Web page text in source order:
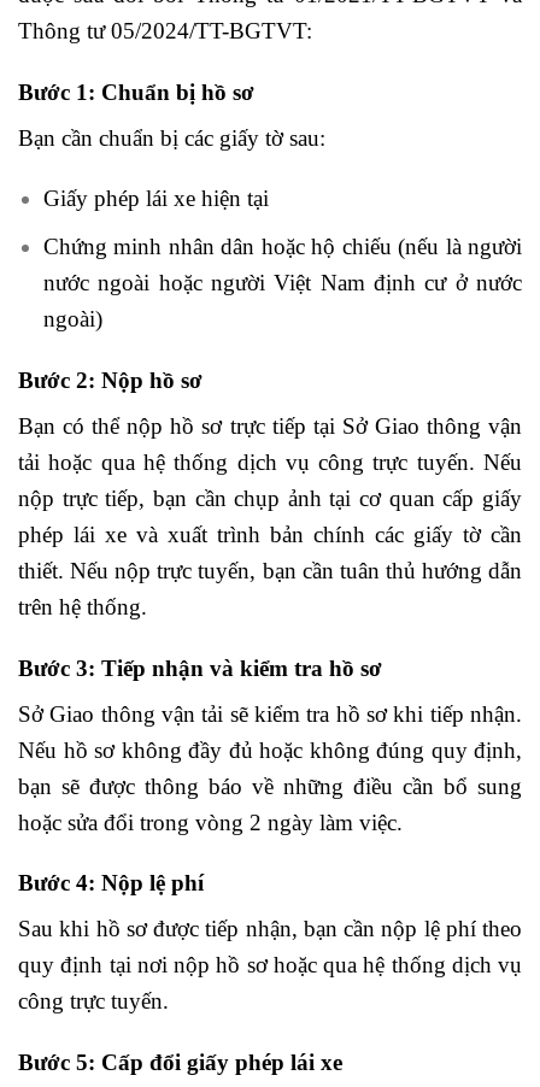
Thông tư 05/2024/TT-BGTVT:
Bước 1: Chuẩn bị hồ sơ
Bạn cần chuẩn bị các giấy tờ sau:
Giấy phép lái xe hiện tại
Chứng minh nhân dân hoặc hộ chiếu (nếu là người
nước ngoài hoặc người Việt Nam định cư ở nước
ngoài)
Bước 2: Nộp hồ sơ
Bạn có thể nộp hồ sơ trực tiếp tại Sở Giao thông vận
tải hoặc qua hệ thống dịch vụ công trực tuyến. Nếu
nộp trực tiếp, bạn cần chụp ảnh tại cơ quan cấp giấy
phép lái xe và xuất trình bản chính các giấy tờ cần
thiết. Nếu nộp trực tuyến, bạn cần tuân thủ hướng dẫn
trên hệ thống.
Bước 3: Tiếp nhận và kiểm tra hồ sơ
Sở Giao thông vận tải sẽ kiểm tra hồ sơ khi tiếp nhận.
Nếu hồ sơ không đầy đủ hoặc không đúng quy định,
bạn sẽ được thông báo về những điều cần bổ sung
hoặc sửa đổi trong vòng 2 ngày làm việc.
Bước 4: Nộp lệ phí
Sau khi hồ sơ được tiếp nhận, bạn cần nộp lệ phí theo
quy định tại nơi nộp hồ sơ hoặc qua hệ thống dịch vụ
công trực tuyến.
Bước 5: Cấp đổi giấy phép lái xe